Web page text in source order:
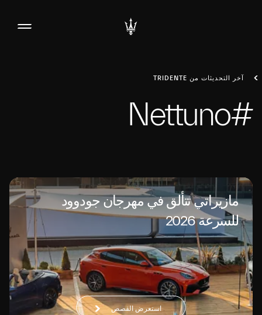
آخر التحديثات من TRIDENTE
#Nettuno
مازيراتي تتألق في مهرجان جودوود
للسرعة 2026
استعرض القصص